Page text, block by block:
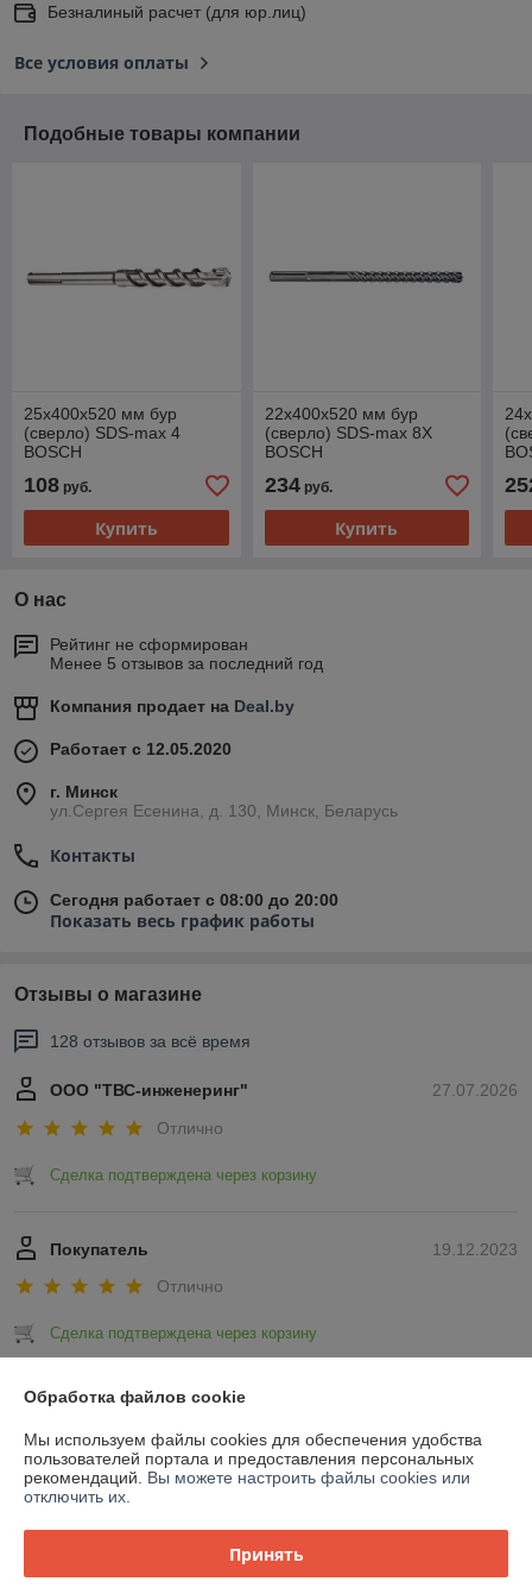
Безналиный расчет (для юр.лиц)
Все условия оплаты
Подобные товары компании
25х400х520 мм бур
(сверло) SDS-max 4
BOSCH
108 руб.
Купить
22х400х520 мм бур
(сверло) SDS-max 8X
BOSCH
234руб.
Купить
О нас
Рейтинг не сформирован
Менее 5 отзывов за последний год
Компания продает на Deal.by
Работает с 12.05.2020
г. Минск
ул.Сергея Есенина, д. 130, Минск, Беларусь
Контакты
Сегодня работает с 08:00 до 20:00
Показать весь график работы
Отзывы о магазине
128 отзывов за всё время
27.07.2026
ООО "ТВС-инженеринг"
Отлично
Сделка подтверждена через корзину
19.12.2023
Покупатель
Отлично
Сделка подтверждена через корзину
Показать все отзывы
О нас
Контакты
Доставка и оплата
Обработка файлов cookie
Мы используем файлы cookies для обеспечения удобства
пользователей портала и предоставления персональных
рекомендаций. Вы можете настроить файлы cookies или
отключить их.
Принять